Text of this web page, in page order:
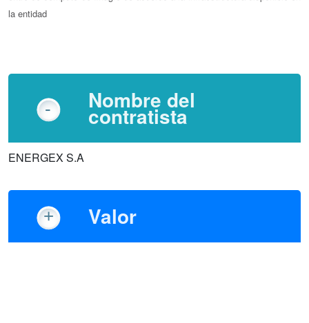
la entidad
Nombre del
contratista
ENERGEX S.A
Valor